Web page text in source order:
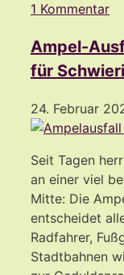
1 Kommentar
Ampel-
für
24. Februar
Seit Tagen
an einer viel
Mitte: Die
entscheidet
Radfahrer,
Stadtbahnen